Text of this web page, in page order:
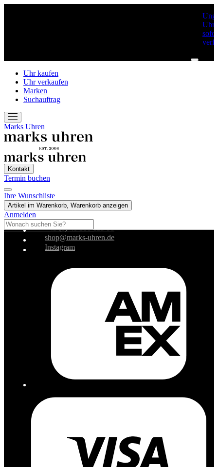
Uhr kaufen
Uhr verkaufen
Marken
Suchauftrag
Marks Uhren
Kontakt
Termin buchen
Ihre Wunschliste
Artikel im Warenkorb, Warenkorb anzeigen
Anmelden Termin Buchen
+49 (0) 40 350 039 98
shop@marks-uhren.de
Instagram